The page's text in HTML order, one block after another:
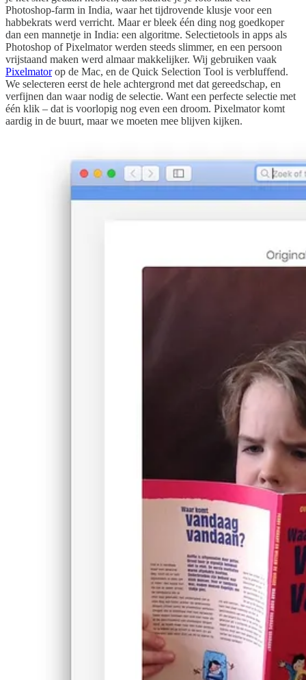
Photoshop-farm in India, waar het tijdrovende klusje voor een
habbekrats werd verricht. Maar er bleek één ding nog goedkoper
dan een mannetje in India: een algoritme. Selectietools in apps als
Photoshop of Pixelmator werden steeds slimmer, en een persoon
vrijstaand maken werd almaar makkelijker. Wij gebruiken vaak
Pixelmatorop de Mac, en de Quick Selection Tool is verbluffend.
We selecteren eerst de hele achtergrond met dat gereedschap, en
verfijnen dan waar nodig de selectie. Want een perfecte selectie met
één klik – dat is voorlopig nog even een droom. Pixelmator komt
aardig in de buurt, maar we moeten mee blijven kijken.